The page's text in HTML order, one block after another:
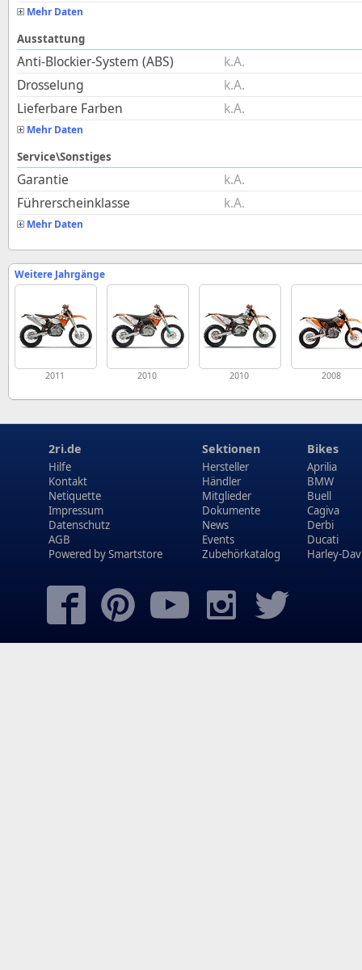
Mehr Daten
Ausstattung
Anti-Blockier-System (ABS)
k.A.
Drosselung
k.A.
Lieferbare Farben
k.A.
Mehr Daten
Service\Sonstiges
Garantie
k.A.
Führerscheinklasse
k.A.
Mehr Daten
Weitere Jahrgänge
2011 2010 2010 2008
2ri.de
Hilfe
Kontakt
Netiquette
Impressum
Datenschutz
AGB
Powered bySmartstore
Sektionen
Hersteller
Händler
Mitglieder
Dokumente
News
Events
Zubehörkatalog
Bikes
Aprilia
BMW
Buell
Cagiva
Derbi
Ducati
Harley-